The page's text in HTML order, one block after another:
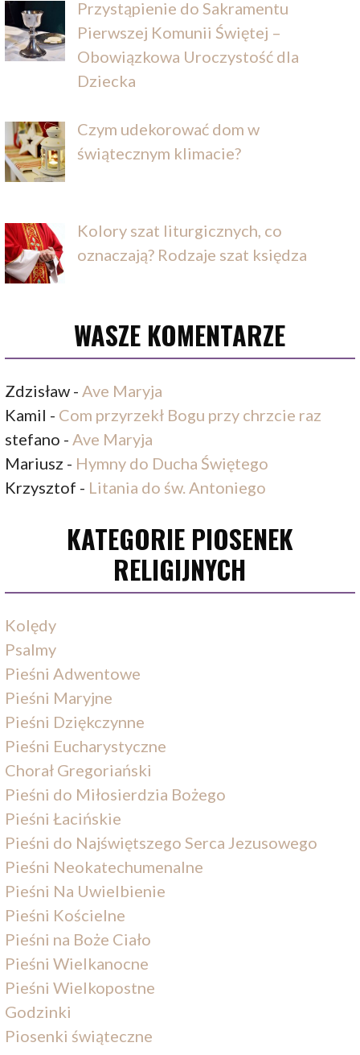
Przystąpienie do Sakramentu
Pierwszej Komunii Świętej –
Obowiązkowa Uroczystość dla
Dziecka
Czym udekorować dom w
świątecznym klimacie?
Kolory szat liturgicznych, co
oznaczają? Rodzaje szat księdza
WASZE KOMENTARZE
Zdzisław -Ave Maryja
Kamil - Com przyrzekł Bogu przy chrzcie raz
stefano -Ave Maryja
Mariusz - Hymny do Ducha Świętego
Krzysztof - Litania do św. Antoniego
KATEGORIE PIOSENEK
RELIGIJNYCH
Kolędy
Psalmy
Pieśni Adwentowe
Pieśni Maryjne
Pieśni Dziękczynne
Pieśni Eucharystyczne
Chorał Gregoriański
Pieśni do Miłosierdzia Bożego
Pieśni Łacińskie
Pieśni do Najświętszego Serca Jezusowego
Pieśni Neokatechumenalne
Pieśni Na Uwielbienie
Pieśni Kościelne
Pieśni na Boże Ciało
Pieśni Wielkanocne
Pieśni Wielkopostne
Godzinki
Piosenki świąteczne